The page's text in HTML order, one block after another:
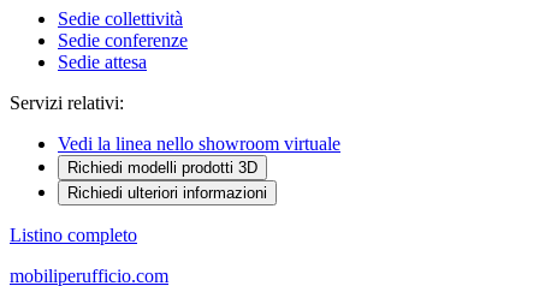
Sedie collettività
Sedie conferenze
Sedie attesa
Servizi relativi:
Vedi la linea nello showroom virtuale
Richiedi modelli prodotti 3D
Richiedi ulteriori informazioni
Listino completo
mobiliperufficio.com